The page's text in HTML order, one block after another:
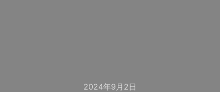
2024年9月2日